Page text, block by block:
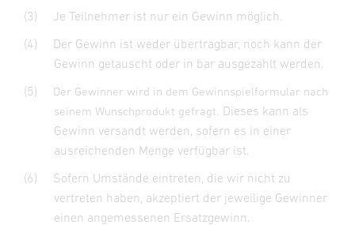
(3)
Je Teilnehmer ist nur ein Gewinn möglich.
(4)
Der Gewinn ist weder übertragbar, noch kann der
Gewinn getauscht oder in bar ausgezahlt werden.
(5) Der Gewinner wird in dem Gewinnspielformular nach
seinem Wunschprodukt gefragt . Dieses kann als
Gewinn versandt werden, sofern es in einer
ausreichenden Menge verfügbar ist.
(6)
Sofern Umstände eintreten, die wir nicht zu
vertreten haben, akzeptiert der jeweilige Gewinner
einen angemessenen Ersatzgewinn.